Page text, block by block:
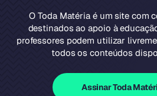
O Toda Matéria é um site com
destinados ao apoio à
professores podem utilizar
todos os conteúdos
Assinar Toda